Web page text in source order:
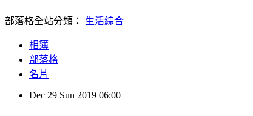
部落格全站分類： 生活綜合
相簿
部落格
名片
Dec 29 Sun 2019 06:00